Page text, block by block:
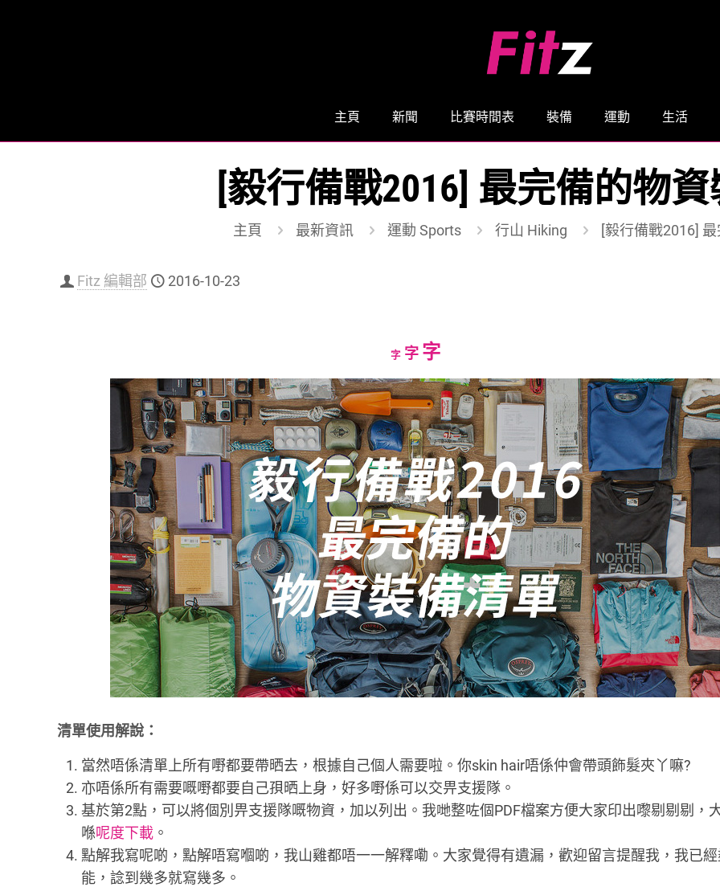
主頁 新聞 比賽時間表 裝備 運動 生活
[毅行備戰2016] 最完備的物
主頁 最新資訊 運動 Sports 行山 Hiking [毅行備戰2016]
Fitz 編輯部 2016-10-23
字Decrease
size.
字Reset
size.
字Increase
font
size.
清單使用解說：
當然唔係清單上所有嘢都要帶晒去，根據自己個人需要啦。你skin hair唔係仲會帶頭飾髮夾丫嘛?
亦唔係所有需要嘅嘢都要自己孭晒上身，好多嘢係可以交畀支援隊。
基於第2點，可以將個別畀支援隊嘅物資，加以列出。我哋整咗個PDF檔案方便大家印出嚟剔剔剔，
喺呢度下載 。
點解我寫呢啲，點解唔寫嗰啲，我山雞都唔一一解釋嘞。大家覺得有遺漏，歡迎留言提醒我，我已
能，諗到幾多就寫幾多。